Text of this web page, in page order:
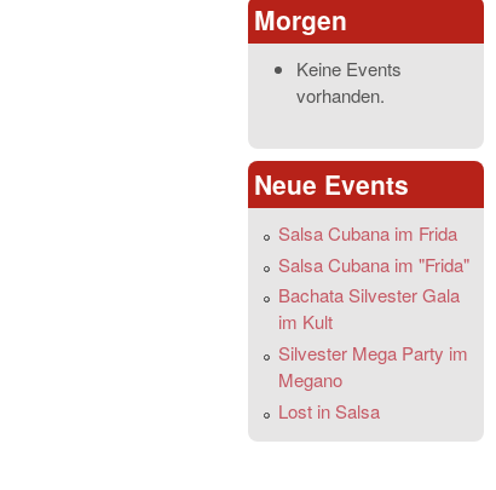
Morgen
Keine Events
vorhanden.
Neue Events
Salsa Cubana im Frida
Salsa Cubana im "Frida"
Bachata Silvester Gala
im Kult
Silvester Mega Party im
Megano
Lost in Salsa